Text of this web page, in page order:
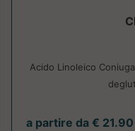
Acido Linoleico
a partire da € 21.90